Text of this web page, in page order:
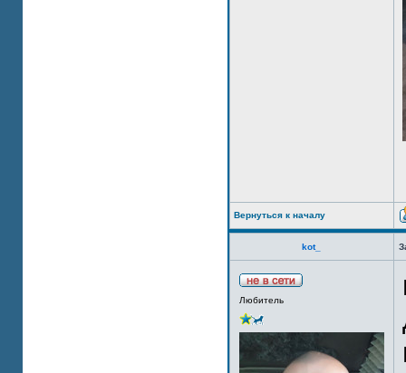
Вернуться к началу
kot_
Любитель